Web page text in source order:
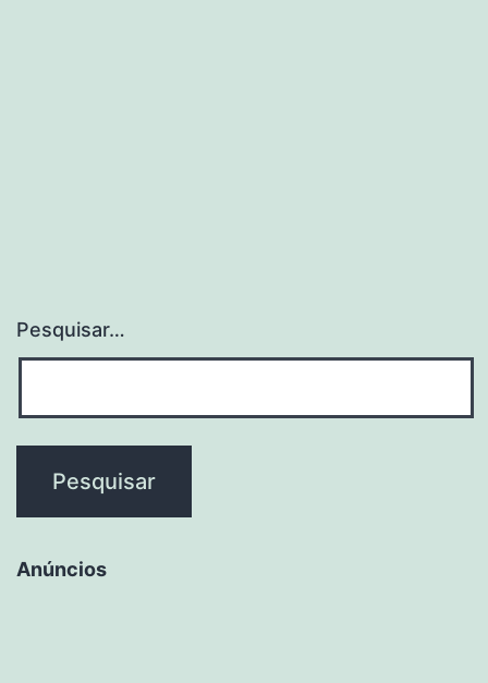
Pesquisar…
Anúncios